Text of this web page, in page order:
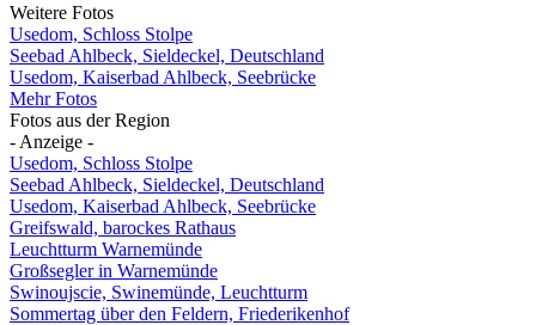
Weitere Fotos
Usedom, Schloss Stolpe
Seebad Ahlbeck, Sieldeckel, Deutschland
Usedom, Kaiserbad Ahlbeck, Seebrücke
Mehr Fotos
Fotos aus der Region
- Anzeige -
Usedom, Schloss Stolpe
Seebad Ahlbeck, Sieldeckel, Deutschland
Usedom, Kaiserbad Ahlbeck, Seebrücke
Greifswald, barockes Rathaus
Leuchtturm Warnemünde
Großsegler in Warnemünde
Swinoujscie, Swinemünde, Leuchtturm
Sommertag über den Feldern, Friederikenhof